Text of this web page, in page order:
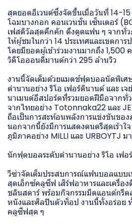
สุดยอดอีเวนต์ซึ่งจัดขึ้นเมื่อวันที่ 14-
โฉมบางกอก คอนเวนชั่น เซ็นเตอร์
เฟสติวัลสุดคึกคัก ดึงดูดแฟน ๆ จากทั่
ให้ผู้ชมในกว่า 14 ประเทศและเขตกา
โดยมียอดผู้เข้าร่วมงานมากถึง 1,500
วิดีโอออนดีมานด์กว่า 295 ล้านวิว
งานนี้จัดเต็มด้วยแมตช์ฟุตบอลนัดพิเ
ตำนานอย่าง ริโอ เฟอร์ดินานด์ และ เ
นาเมนต์อีสปอร์ตที่รวมยอดฝีมือจากทั่
จากไทยอย่าง Totonnaka22 และ
ถือเป็นการสะท้อนพลังการแข่งขันขอ
นอกจากนี้ยังมีการแสดงดนตรีสุดเร้าใ
ภูมิภาคอย่าง MILLI และ URBOYTJ ม
นักฟุตบอลระดับตำนานอย่าง ริโอ เฟอ
วีซ่าจัดเต็มประสบการณ์แฟนบอลแบบ
สุดเอ็กซ์คลูซีฟ เสิร์ฟอาหารและเครื่อ
ชลินสตาร์ พร้อมกิจกรรมมีตแอนด์กรี
หนังและศิลปินตัวท็อป งานนี้ทั้งอร่อย
คลูซีฟสุด ๆ